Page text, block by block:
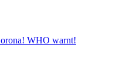
WHO warnt!